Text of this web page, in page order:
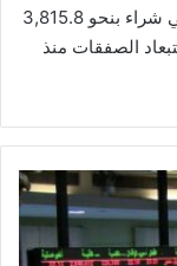
بنحو 4,090.4 مليون جنيه و سجل العرب صافي شراء بنحو 3,815.8
الصفقات منذ